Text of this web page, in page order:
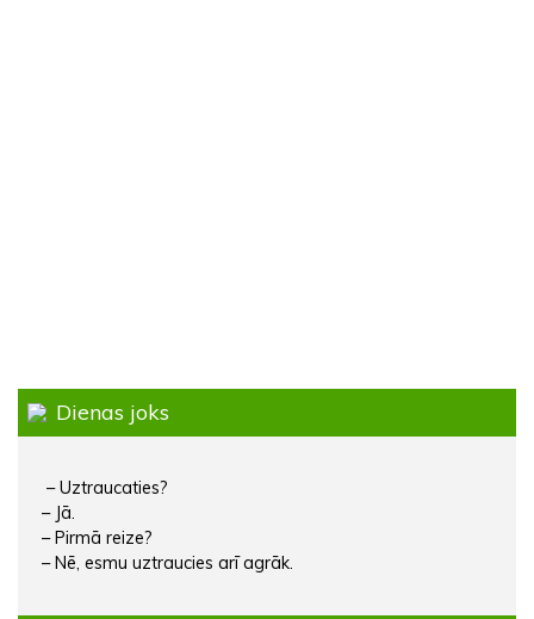
Dienas joks
– Uztraucaties?
– Jā.
– Pirmā reize?
– Nē, esmu uztraucies arī agrāk.